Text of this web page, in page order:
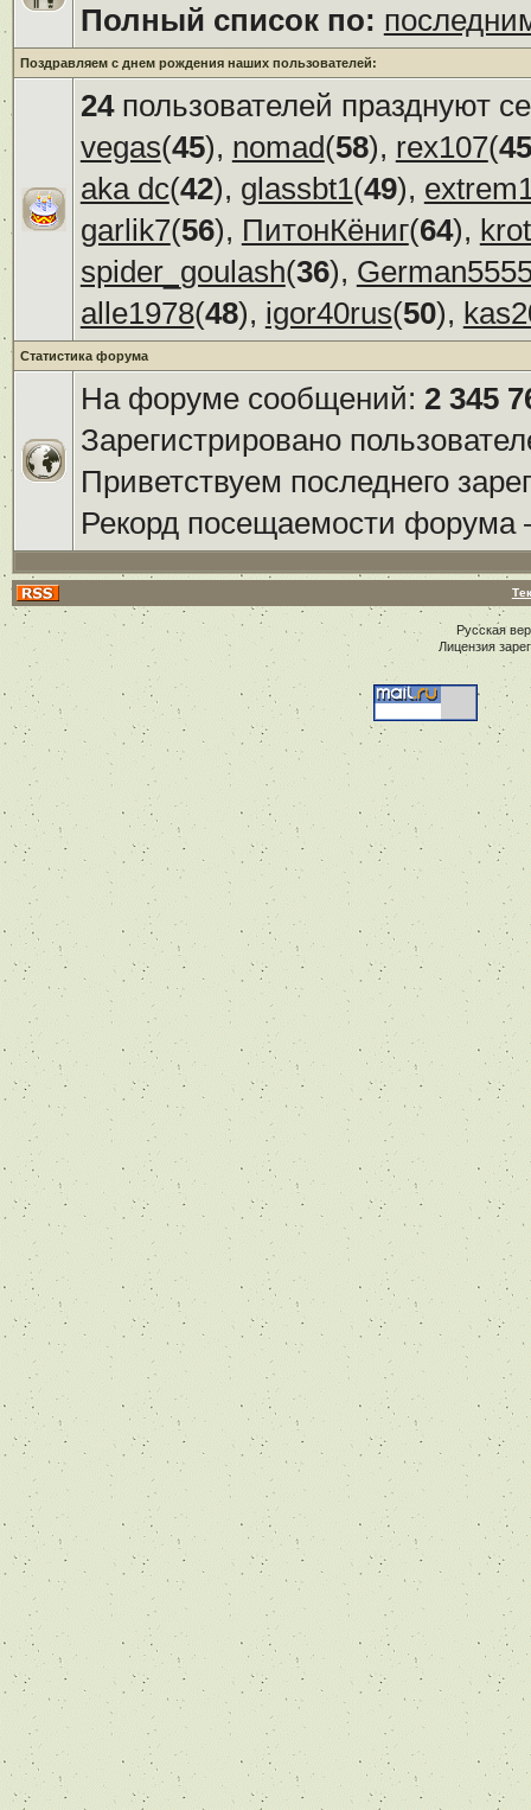
Полный список по:
Поздравляем с днем рождения наших пользователей:
24пользователей празднуют
vegas(45), nomad(58), rex107(45
aka dc(42), glassbt1(49),
garlik7(56), ПитонКёниг(64),
spider_goulash(36),
alle1978(48), igor40rus(50),
Статистика форума
На форуме сообщений: 2 345
Зарегистрировано
Приветствуем последнего
Рекорд посещаемости
Русская
Лицензия